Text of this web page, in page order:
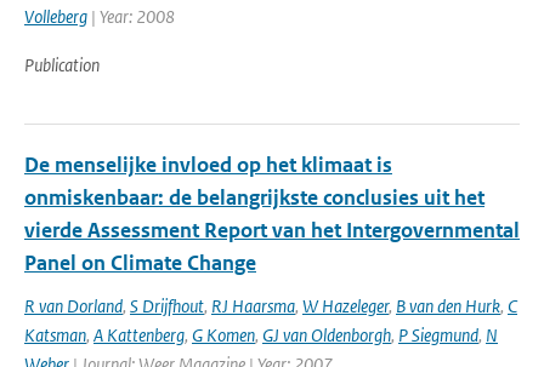
Volleberg | Year: 2008
Publication
De menselijke invloed op het klimaat is
onmiskenbaar: de belangrijkste conclusies uit het
vierde Assessment Report van het Intergovernmental
Panel on Climate Change
R van Dorland, S Drijfhout, RJ Haarsma, W Hazeleger, B van den Hurk, C
Katsman, A Kattenberg, G Komen, GJ van Oldenborgh, P Siegmund, N